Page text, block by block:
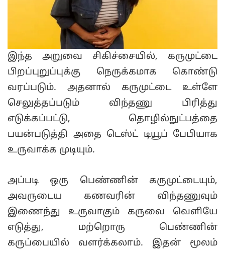
இந்த அறுவை சிகிச்சையில், கருமுட்டை
பிறப்புறுப்புக்கு நெருக்கமாக கொண்டு
வரப்படும். அதனால் கருமுட்டை உள்ளே
செலுத்தப்படும் விந்தணு பிரித்து
எடுக்கப்பட்டு, தொழில்நுட்பத்தை
பயன்படுத்தி அதை டெஸ்ட் டியூப் பேபியாக
உருவாக்க முடியும்.
அப்படி ஒரு பெண்ணின் கருமுட்டையும்,
அவருடைய கணவரின் விந்தணுவும்
இணைந்து உருவாகும் கருவை வெளியே
எடுத்து, மற்றொரு பெண்ணின்
கருப்பையில் வளர்க்கலாம். இதன் மூலம்